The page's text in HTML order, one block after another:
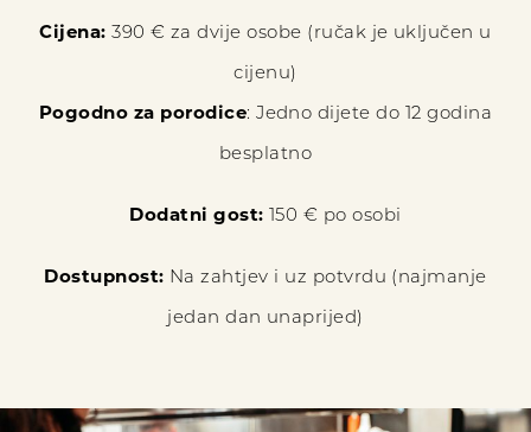
Cijena: 390 € za dvije osobe (ručak je uključen u
cijenu)
Pogodno za porodice: Jedno dijete do 12 godina
besplatno
Dodatni gost: 150 € po osobi
Dostupnost: Na zahtjev i uz potvrdu (najmanje
jedan dan unaprijed)